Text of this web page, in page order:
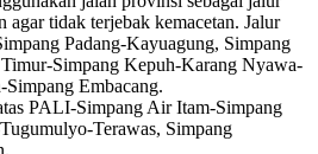
agar tidak terjebak kemacetan. Jalur
Padang-Kayuagung, Simpang
Simpang Kepuh-Karang Nyawa-
Embacang.
PALI-Simpang Air Itam-Simpang
Terawas, Simpang